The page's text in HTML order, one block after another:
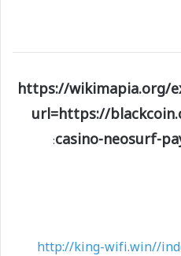
https://wikimapia.org/
url=https://
casino-neosurf-
:
http://king-wifi.win//